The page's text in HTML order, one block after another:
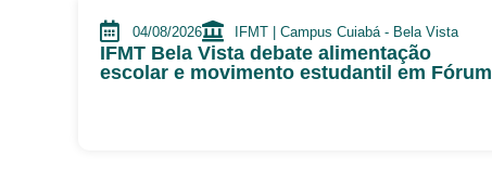
04/08/2026 IFMT | Campus Cuiabá - Bela Vista
IFMT Bela Vista debate alimentação
escolar e movimento estudantil em Fórum